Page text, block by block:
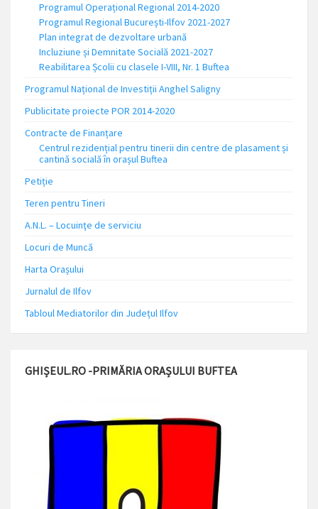
Programul Operațional Regional 2014-2020
Programul Regional București-Ilfov 2021-2027
Plan integrat de dezvoltare urbană
Incluziune și Demnitate Socială 2021-2027
Reabilitarea Școlii cu clasele I-VIII, Nr. 1 Buftea
Programul Național de Investiții Anghel Saligny
Publicitate proiecte POR 2014-2020
Contracte de Finanțare
Centrul rezidențial pentru tinerii din centre de plasament și
cantină socială în orașul Buftea
Petiție
Teren pentru Tineri
A.N.L. – Locuinţe de serviciu
Locuri de Muncă
Harta Orașului
Jurnalul de Ilfov
Tabloul Mediatorilor din Județul Ilfov
GHIȘEUL.RO -PRIMĂRIA ORAȘULUI BUFTEA